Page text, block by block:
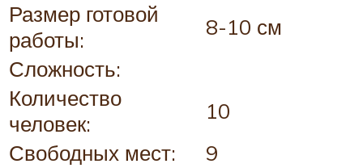
Размер готовой
работы:
8-10 см
Сложность:
Количество
человек:
10
Свободных мест:
9